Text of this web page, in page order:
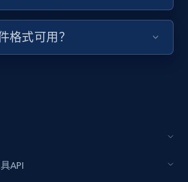
Youtuber md5, Video url,
posts - Collect YouTube
格式可用？
API